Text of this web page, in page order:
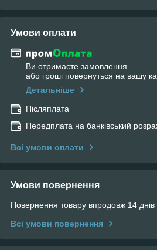
Умови оплати
Ви отримаєте замовлення
або гроші повернуться на вашу
Детальніше
Післяплата
Передплата на банківський
Всі умови оплати
Умови повернення
Повернення товару впродовж 14 днів
Всі умови повернення